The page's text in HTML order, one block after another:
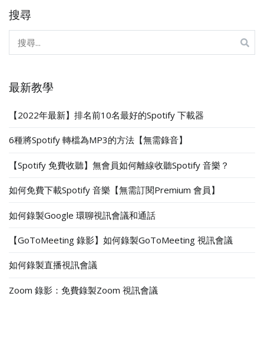
覽
搜尋
尋
鍵
最新教學
【2022年最新】排名前10名最好的Spotify 下載器
6種將Spotify 轉檔為MP3的方法【無需錄音】
【Spotify 免費收聽】無會員如何離線收聽Spotify 音樂？
如何免費下載Spotify 音樂【無需訂閱Premium 會員】
如何錄製Google 環聊視訊會議和通話
【GoToMeeting 錄影】如何錄製GoToMeeting 視訊會議
如何錄製直播視訊會議
Zoom 錄影：免費錄製Zoom 視訊會議